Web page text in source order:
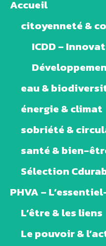
Accueil
citoyenneté &
ICDD –
eau &
énergie & climat
sobriété &
santé & bien-
Sélection
PHVA –
L’être & les liens
Le pouvoir &